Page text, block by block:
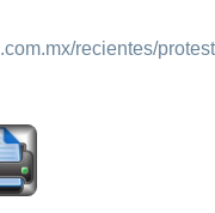
recientes/